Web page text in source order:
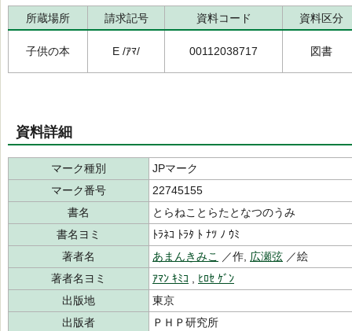
所蔵場所 請求記号 資料コード 資料区分
子供の本 E /ｱﾏ/ 00112038717 図書
資料詳細
マーク種別
JPマーク
マーク番号
22745155
書名
とらねことらたとなつのうみ
書名ヨミ
ﾄﾗﾈｺ ﾄﾗﾀ ﾄ ﾅﾂ ﾉ ｳﾐ
著者名
あまんきみこ ／作, 広瀬弦 ／絵
著者名ヨミ
ｱﾏﾝ ｷﾐｺ
ﾋﾛｾ ｹﾞﾝ
出版地
東京
出版者
ＰＨＰ研究所